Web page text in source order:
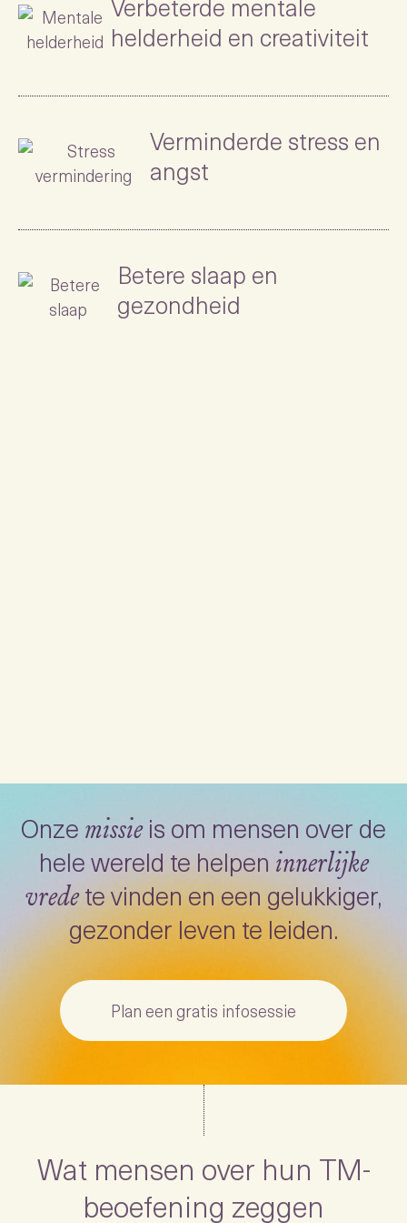
helderheid en creativiteit
Verminderde stress en
angst
Betere slaap en
gezondheid
Onze missieis om mensen over de
hele wereld te helpen innerlijke
vredete vinden en een gelukkiger,
gezonder leven te leiden.
Plan een gratis infosessie
Wat mensen over hun TM-
beoefening zeggen